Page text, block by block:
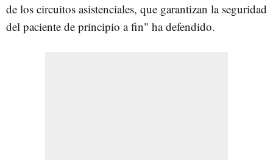
de los circuitos asistenciales, que garantizan la seguridad
del paciente de principio a fin" ha defendido.